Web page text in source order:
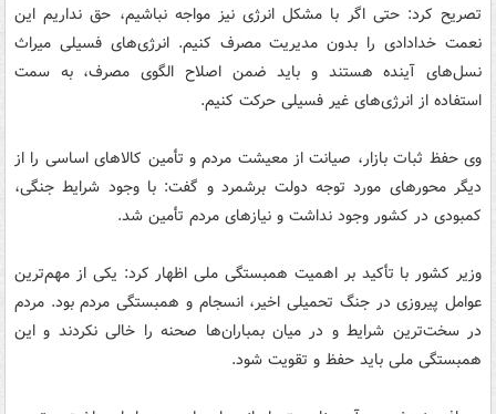
تصریح کرد: حتی اگر با مشکل انرژی نیز مواجه نباشیم، حق نداریم این
نعمت خدادادی را بدون مدیریت مصرف کنیم. انرژی‌های فسیلی میراث
نسل‌های آینده هستند و باید ضمن اصلاح الگوی مصرف، به سمت
استفاده از انرژی‌های غیر فسیلی حرکت کنیم.
وی حفظ ثبات بازار، صیانت از معیشت مردم و تأمین کالاهای اساسی را از
دیگر محورهای مورد توجه دولت برشمرد و گفت: با وجود شرایط جنگی،
کمبودی در کشور وجود نداشت و نیازهای مردم تأمین شد.
وزیر کشور با تأکید بر اهمیت همبستگی ملی اظهار کرد: یکی از مهم‌ترین
عوامل پیروزی در جنگ تحمیلی اخیر، انسجام و همبستگی مردم بود. مردم
در سخت‌ترین شرایط و در میان بمباران‌ها صحنه را خالی نکردند و این
همبستگی ملی باید حفظ و تقویت شود.